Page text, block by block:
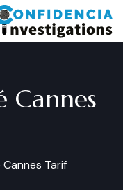
Cannes
Tarif